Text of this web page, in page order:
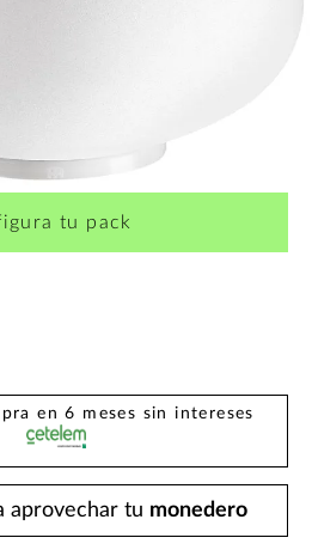
tu pack
en 6 meses sin intereses
aprovechar tu monedero